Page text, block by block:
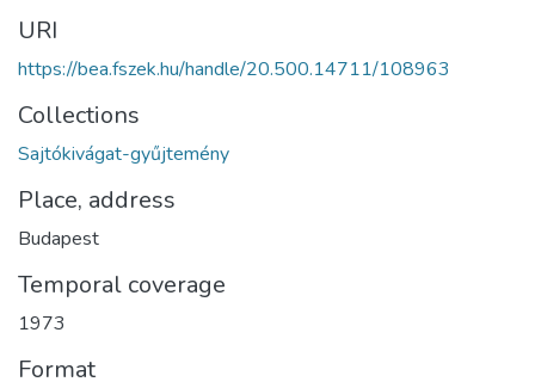
URI
https://bea.fszek.hu/handle/20.500.14711/108963
Collections
Sajtókivágat-gyűjtemény
Place, address
Budapest
Temporal coverage
1973
Format